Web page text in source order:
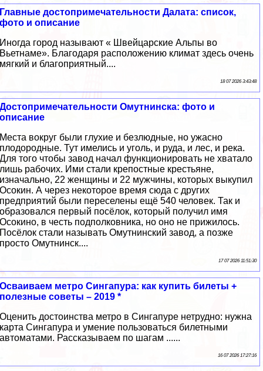
Главные достопримечательности Далата: список,
фото и описание
Иногда город называют « Швейцарские Альпы во
Вьетнаме». Благодаря расположению климат здесь очень
мягкий и благоприятный....
18 07 2026 3:43:48
Достопримечательности Омутнинска: фото и
описание
Места вокруг были глухие и безлюдные, но ужасно
плодородные. Тут имелись и уголь, и руда, и лес, и река.
Для того чтобы завод начал функционировать не хватало
лишь рабочих. Ими стали крепостные крестьяне,
изначально, 22 женщины и 22 мужчины, которых выкупил
Осокин. А через некоторое время сюда с других
предприятий были переселены ещё 540 человек. Так и
образовался первый посёлок, который получил имя
Осокино, в честь подполковника, но оно не прижилось.
Посёлок стали называть Омутнинский завод, а позже
просто Омутнинск....
17 07 2026 11:51:30
Осваиваем метро Сингапура: как купить билеты +
полезные советы – 2019 *
Оценить достоинства метро в Сингапуре нетрудно: нужна
карта Сингапура и умение пользоваться билетными
автоматами. Рассказываем по шагам ......
16 07 2026 17:27:16